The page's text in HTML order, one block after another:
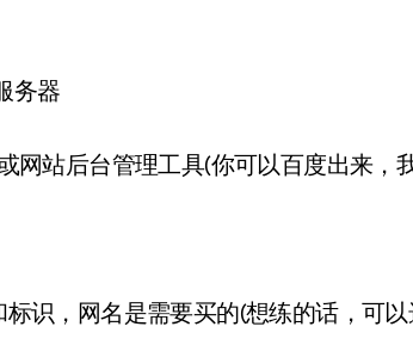
务器
网站后台管理工具(你可以百度出来，
识，网名是需要买的(想练的话，可